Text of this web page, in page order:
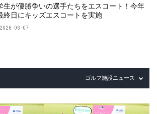
生が優勝争いの選手たちをエスコート！今年
終日にキッズエスコートを実施
2026-06-07
ゴルフ施設ニュース